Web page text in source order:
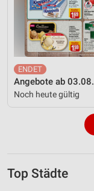
Angebote ab 03.08.
Noch heute gültig
Top Städte